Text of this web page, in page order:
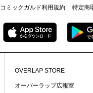
コミックガルド利用規約 特定商
OVERLAP STORE
オーバーラップ広報室